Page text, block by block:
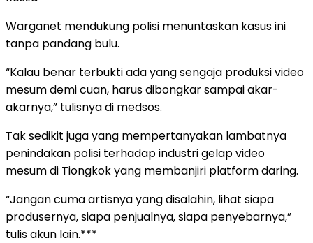
Warganet mendukung polisi menuntaskan kasus ini
tanpa pandang bulu.
“Kalau benar terbukti ada yang sengaja produksi video
mesum demi cuan, harus dibongkar sampai akar-
akarnya,” tulisnya di medsos.
Tak sedikit juga yang mempertanyakan lambatnya
penindakan polisi terhadap industri gelap video
mesum di Tiongkok yang membanjiri platform daring.
“Jangan cuma artisnya yang disalahin, lihat siapa
produsernya, siapa penjualnya, siapa penyebarnya,”
tulis akun lain.***